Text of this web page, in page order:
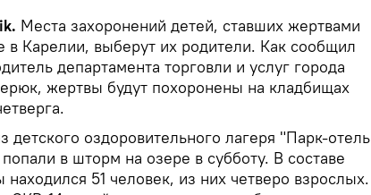
Места захоронений детей, ставших жертвами
в Карелии, выберут их родители. Как сообщил
департамента торговли и услуг города
жертвы будут похоронены на кладбищах
детского оздоровительного лагеря "Парк-отель
в шторм на озере в субботу. В составе
находился 51 человек, из них четверо взрослых.